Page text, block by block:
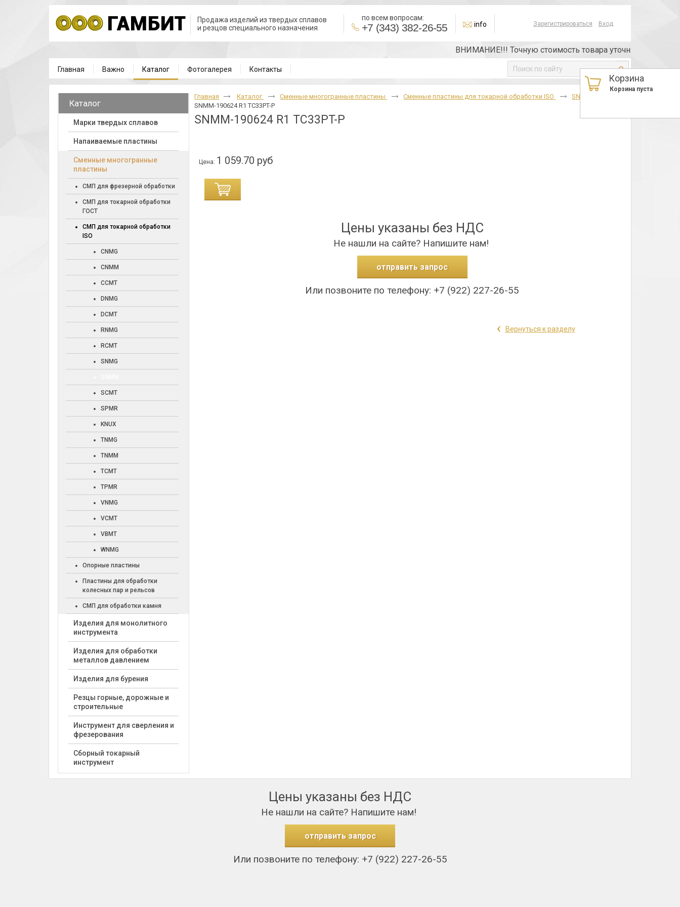
Зарегистрироваться Вход
Продажа изделий из твердых сплавов
и резцов специального назначения
по всем вопросам:
+7 (343) 382-26-55 info
ВНИМАНИЕ!!! Точную стоимость товара уточняйте у
Главная Важно Каталог Фотогалерея Контакты
Корзина
Корзина пуста
Каталог
Марки твердых сплавов
Напаиваемые пластины
Cменные многогранные
пластины
СМП для фрезерной обработки
СМП для токарной обработки
ГОСТ
СМП для токарной обработки
ISO
CNMG
CNMM
CCMT
DNMG
DCMT
RNMG
RCMT
SNMG
SCMT
SPMR
KNUX
TNMG
TNMM
TCMT
TPMR
VNMG
VCMT
VBMT
WNMG
Опорные пластины
Пластины для обработки
колесных пар и рельсов
СМП для обработки камня
Изделия для монолитного
инструмента
Изделия для обработки
металлов давлением
Изделия для бурения
Резцы горные, дорожные и
строительные
Инструмент для сверления и
фрезерования
Сборный токарный
инструмент
Главная Каталог Cменные многогранные пластины Сменные пластины для токарной обработки ISO
SNMM
SNMM-190624 R1 TC33PT-P
SNMM-190624 R1 TC33PT-P
Цена: 1 059.70 руб
Цены указаны без НДС
Не нашли на сайте? Напишите нам!
отправить запрос
Или позвоните по телефону: +7 (922) 227-26-55
‹ Вернуться к разделу
Цены указаны без НДС
Не нашли на сайте? Напишите нам!
отправить запрос
Или позвоните по телефону: +7 (922) 227-26-55